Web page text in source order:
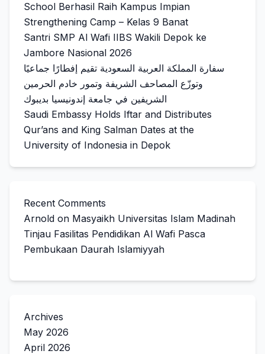
School Berhasil Raih Kampus Impian
Strengthening Camp – Kelas 9 Banat
Santri SMP Al Wafi IIBS Wakili Depok ke
Jambore Nasional 2026
سفارة المملكة العربية السعودية تقيم إفطارًا جماعيًا
وتوزّع المصاحف الشريفة وتمور خادم الحرمين
الشريفين في جامعة إندونيسيا بديبوك
Saudi Embassy Holds Iftar and Distributes
Qur’ans and King Salman Dates at the
University of Indonesia in Depok
Recent Comments
Arnold on Masyaikh Universitas Islam Madinah
Tinjau Fasilitas Pendidikan Al Wafi Pasca
Pembukaan Daurah Islamiyyah
Archives
May 2026
April 2026